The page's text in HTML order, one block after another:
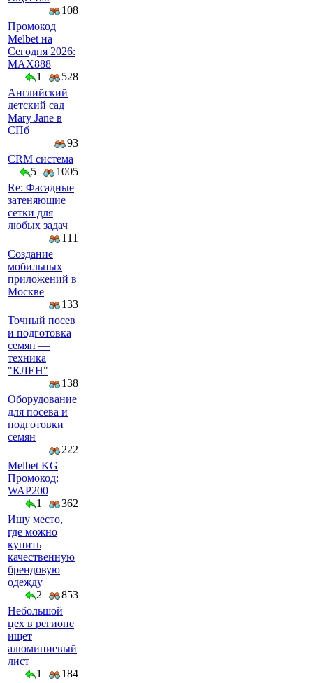
108
Промокод
Melbet на
Сегодня 2026:
MAX888
1
528
Английский
детский сад
Mary Jane в
СПб
93
CRM система
5
1005
Re: Фасадные
затеняющие
сетки для
любых задач
111
Создание
мобильных
приложений в
Москве
133
Точный посев
и подготовка
семян —
техника
"КЛЕН"
138
Оборудование
для посева и
подготовки
семян
222
Melbet KG
Промокод:
WAP200
1
362
Ищу место,
где можно
купить
качественную
брендовую
одежду
2
853
Небольшой
цех в регионе
ищет
алюминиевый
лист
1
184